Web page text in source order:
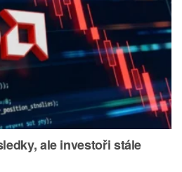
ale investoři stále